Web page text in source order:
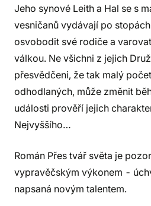
Jeho synové Leith a Hal se s
vesničanů vydávají po
osvobodit své rodiče a
válkou. Ne všichni z jejich
přesvědčeni, že tak malý
odhodlaných, může změnit
události prověří jejich
Nejvyššího…
Román Přes tvář světa je
vypravěčským výkonem -
napsaná novým talentem.